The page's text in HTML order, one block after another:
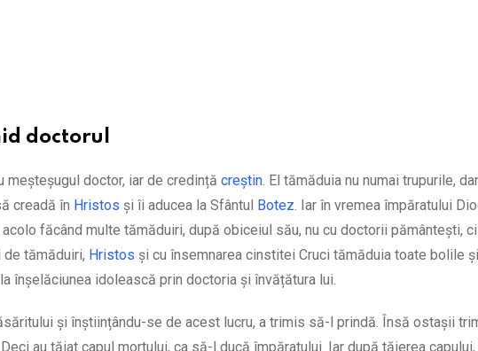
doctorul
meșteșugul doctor, iar de credință creștin. El tămăduia nu numai trupurile,
creadă în Hristos și îi aducea la Sfântul Botez. Iar în vremea împăratului
făcând multe tămăduiri, după obiceiul său, nu cu doctorii pământești,
tămăduiri, Hristos și cu însemnarea cinstitei Cruci tămăduia toate bolile
înșelăciunea idolească prin doctoria și învățătura lui.
și înștiințându-se de acest lucru, a trimis să-l prindă. Însă ostașii
au tăiat capul mortului, ca să-l ducă împăratului. Iar după tăierea